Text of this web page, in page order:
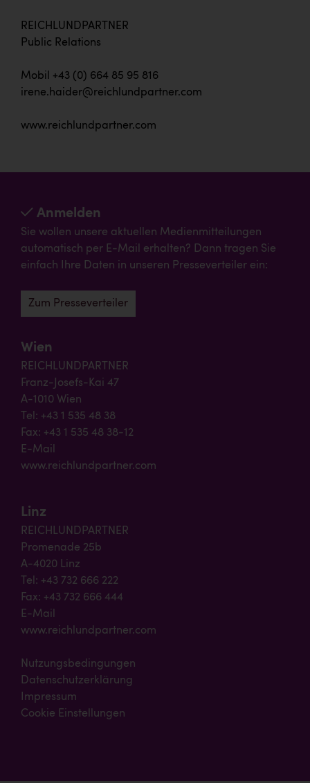
REICHLUNDPARTNER
Public Relations
Mobil +43 (0) 664 85 95 816
irene.haider@reichlundpartner.com
www.reichlundpartner.com
Anmelden
Sie wollen unsere aktuellen Medienmitteilungen
automatisch per E-Mail erhalten? Dann tragen Sie
einfach Ihre Daten in unseren Presseverteiler ein:
Zum Presseverteiler
Wien
REICHLUNDPARTNER
Franz-Josefs-Kai 47
A-1010 Wien
Tel: +43 1 535 48 38
Fax: +43 1 535 48 38-12
E-Mail
www.reichlundpartner.com
Linz
REICHLUNDPARTNER
Promenade 25b
A-4020 Linz
Tel: +43 732 666 222
Fax: +43 732 666 444
E-Mail
www.reichlundpartner.com
Nutzungsbedingungen
Datenschutzerklärung
Impressum
Cookie Einstellungen